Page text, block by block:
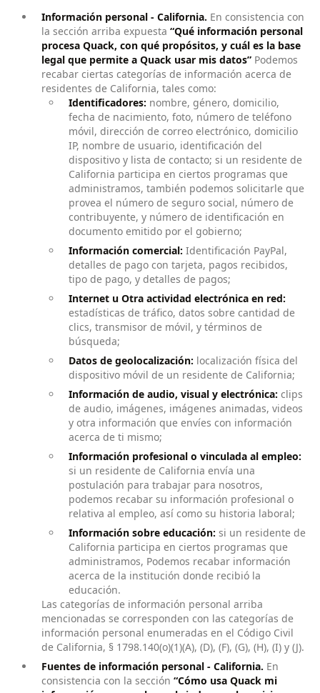
Información personal - California. En consistencia con
la sección arriba expuesta “Qué información personal
procesa Quack, con qué propósitos, y cuál es la base
legal que permite a Quack usar mis datos” Podemos
recabar ciertas categorías de información acerca de
residentes de California, tales como:
Identificadores: nombre, género, domicilio,
fecha de nacimiento, foto, número de teléfono
móvil, dirección de correo electrónico, domicilio
IP, nombre de usuario, identificación del
dispositivo y lista de contacto; si un residente de
California participa en ciertos programas que
administramos, también podemos solicitarle que
provea el número de seguro social, número de
contribuyente, y número de identificación en
documento emitido por el gobierno;
Información comercial: Identificación PayPal,
detalles de pago con tarjeta, pagos recibidos,
tipo de pago, y detalles de pagos;
Internet u Otra actividad electrónica en red:
estadísticas de tráfico, datos sobre cantidad de
clics, transmisor de móvil, y términos de
búsqueda;
Datos de geolocalización: localización física del
dispositivo móvil de un residente de California;
Información de audio, visual y electrónica: clips
de audio, imágenes, imágenes animadas, videos
y otra información que envíes con información
acerca de ti mismo;
Información profesional o vinculada al empleo:
si un residente de California envía una
postulación para trabajar para nosotros,
podemos recabar su información profesional o
relativa al empleo, así como su historia laboral;
Información sobre educación: si un residente de
California participa en ciertos programas que
administramos, Podemos recabar información
acerca de la institución donde recibió la
educación.
Las categorías de información personal arriba
mencionadas se corresponden con las categorías de
información personal enumeradas en el Código Civil
de California, § 1798.140(o)(1)(A), (D), (F), (G), (H), (I) y (J).
Fuentes de información personal - California. En
consistencia con la sección “Cómo usa Quack mi